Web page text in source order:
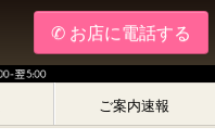
✆ お店に電話する
ご案内速報